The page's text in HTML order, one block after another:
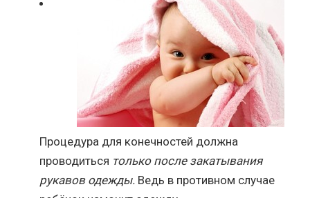
Процедура для конечностей должна
проводиться только после закатывания
рукавов одежды. Ведь в противном случае